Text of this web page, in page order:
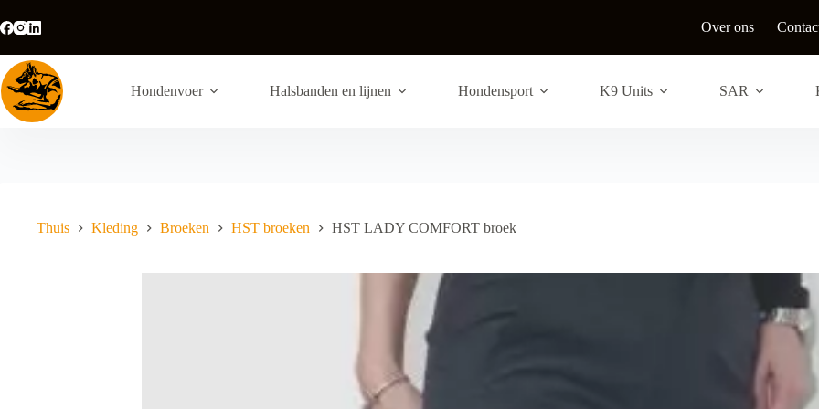
naar
de
inhoud
Over ons
Hondenvoer Halsbanden en lijnen Hondensport K9 Units SAR
Thuis Kleding Broeken HST broeken HST LADY COMFORT broek